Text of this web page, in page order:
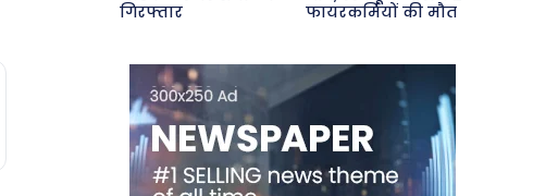
गिरफ्तार
फायरकर्मियों की मौत